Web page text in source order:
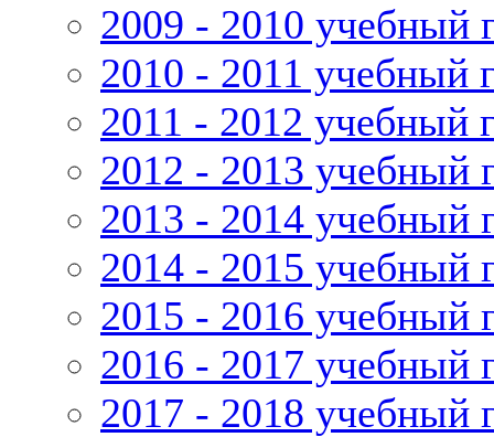
2009 - 2010 учебный
2010 - 2011 учебный
2011 - 2012 учебный
2012 - 2013 учебный
2013 - 2014 учебный
2014 - 2015 учебный
2015 - 2016 учебный
2016 - 2017 учебный
2017 - 2018 учебный